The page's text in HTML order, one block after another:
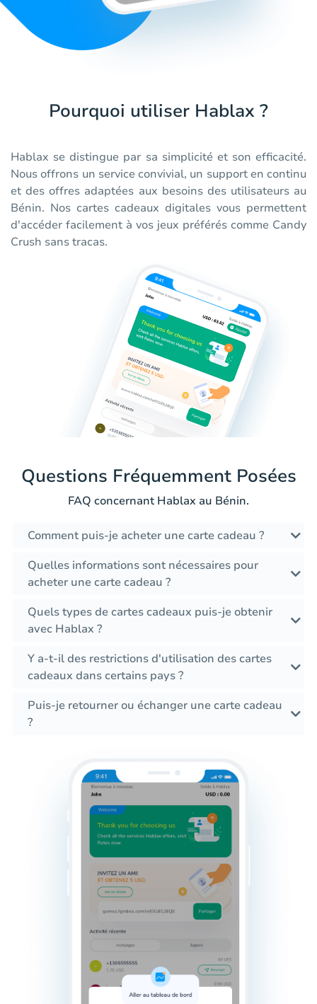
Pourquoi utiliser Hablax ?
Hablax se distingue par sa simplicité et son efficacité.
Nous offrons un service convivial, un support en continu
et des offres adaptées aux besoins des utilisateurs au
Bénin. Nos cartes cadeaux digitales vous permettent
d'accéder facilement à vos jeux préférés comme Candy
Crush sans tracas.
Questions Fréquemment Posées
FAQ concernant Hablax au Bénin.
Comment puis-je acheter une carte cadeau ?
Quelles informations sont nécessaires pour
acheter une carte cadeau ?
Quels types de cartes cadeaux puis-je obtenir
avec Hablax ?
Y a-t-il des restrictions d'utilisation des cartes
cadeaux dans certains pays ?
Puis-je retourner ou échanger une carte cadeau
?